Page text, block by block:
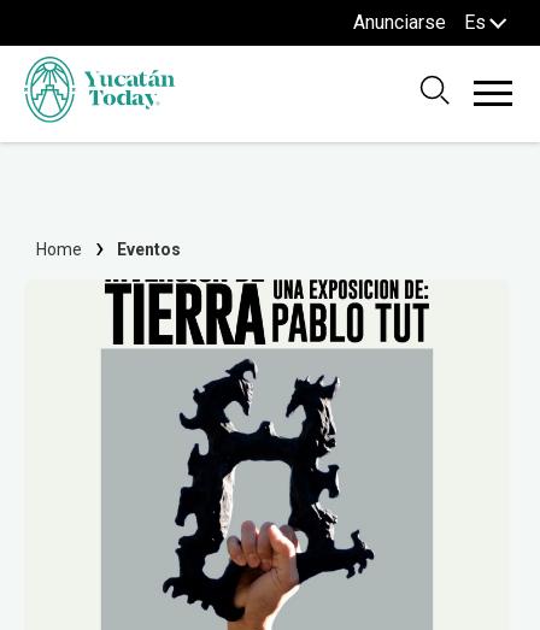
Anunciarse Es
Home Eventos